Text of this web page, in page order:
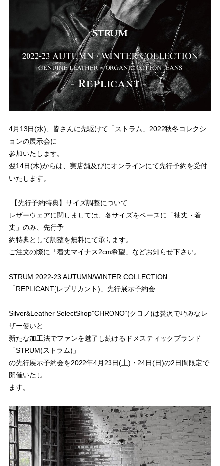
4月13日(水)、皆さんに先駆けて「ストラム」2022秋冬コレクシ
ョンの展示会に
参加いたします。
翌14日(木)からは、実店舗及びにオンラインにて先行予約を受付
いたします。
【先行予約特典】サイズ調整について
レザーウェアに関しましては、各サイズをベースに「袖丈・着
丈」のみ、先行予
約特典として調整を無料にて承ります。
ご注文の際に「着丈マイナス2cm希望」などお知らせ下さい。
STRUM 2022-23 AUTUMN/WINTER COLLECTION
「REPLICANT(レプリカント)」先行展示予約会
Silver&Leather SelectShop”CHRONO“(クロノ)は贅沢で巧みなレ
ザー使いと
新たな加工法でファンを魅了し続けるドメスティックブランド
「STRUM(ストラム)」
の先行展示予約会を2022年4月23日(土)・24日(日)の2日間限定で
開催いたし
ます。